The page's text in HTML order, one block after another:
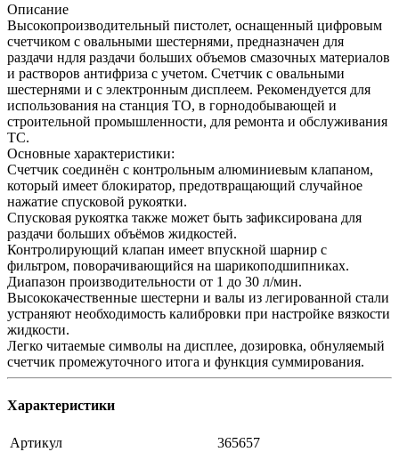
Описание
Высокопроизводительный пистолет, оснащенный цифровым
счетчиком с овальными шестернями, предназначен для
раздачи ндля раздачи больших объемов смазочных материалов
и растворов антифриза с учетом. Счетчик с овальными
шестернями и с электронным дисплеем. Рекомендуется для
использования на станция ТО, в горнодобывающей и
строительной промышленности, для ремонта и обслуживания
ТС.
Основные характеристики:
Счетчик соединён с контрольным алюминиевым клапаном,
который имеет блокиратор, предотвращающий случайное
нажатие спусковой рукоятки.
Спусковая рукоятка также может быть зафиксирована для
раздачи больших объёмов жидкостей.
Контролирующий клапан имеет впускной шарнир с
фильтром, поворачивающийся на шарикоподшипниках.
Диапазон производительности от 1 до 30 л/мин.
Высококачественные шестерни и валы из легированной стали
устраняют необходимость калибровки при настройке вязкости
жидкости.
Легко читаемые символы на дисплее, дозировка, обнуляемый
счетчик промежуточного итога и функция суммирования.
Характеристики
Артикул
365657